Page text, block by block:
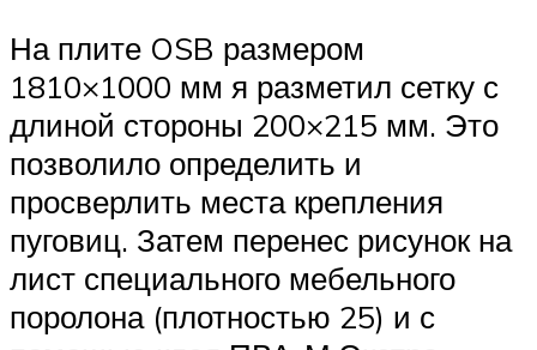
На плите OSB размером
1810×1000 мм я разметил сетку с
длиной стороны 200×215 мм. Это
позволило определить и
просверлить места крепления
пуговиц. Затем перенес рисунок на
лист специального мебельного
поролона (плотностью 25) и с